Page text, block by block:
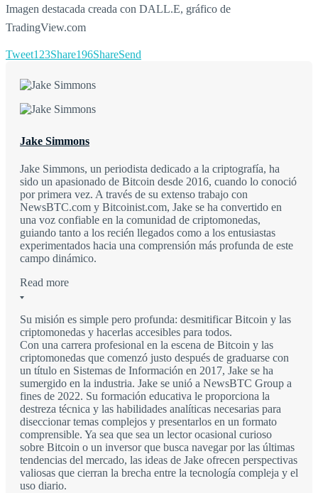
Imagen destacada creada con DALL.E, gráfico de
TradingView.com
Tweet123Share196ShareSend
Jake Simmons
Jake Simmons, un periodista dedicado a la criptografía, ha
sido un apasionado de Bitcoin desde 2016, cuando lo conoció
por primera vez. A través de su extenso trabajo con
NewsBTC.com y Bitcoinist.com, Jake se ha convertido en
una voz confiable en la comunidad de criptomonedas,
guiando tanto a los recién llegados como a los entusiastas
experimentados hacia una comprensión más profunda de este
campo dinámico.
Read more
Su misión es simple pero profunda: desmitificar Bitcoin y las
criptomonedas y hacerlas accesibles para todos.
Con una carrera profesional en la escena de Bitcoin y las
criptomonedas que comenzó justo después de graduarse con
un título en Sistemas de Información en 2017, Jake se ha
sumergido en la industria. Jake se unió a NewsBTC Group a
fines de 2022. Su formación educativa le proporciona la
destreza técnica y las habilidades analíticas necesarias para
diseccionar temas complejos y presentarlos en un formato
comprensible. Ya sea que sea un lector ocasional curioso
sobre Bitcoin o un inversor que busca navegar por las últimas
tendencias del mercado, las ideas de Jake ofrecen perspectivas
valiosas que cierran la brecha entre la tecnología compleja y el
uso diario.